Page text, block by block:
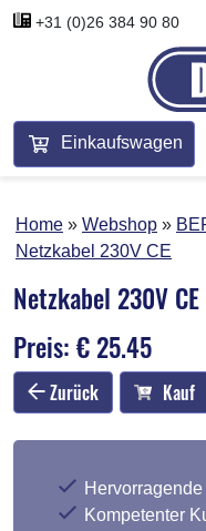
+31 (0)26 384 90 80
Einkaufswagen
Home Webshop
Netzkabel 230V CE
Netzkabel 230V CE
Preis: € 25.45
Zurück Kauf
Kompetenter